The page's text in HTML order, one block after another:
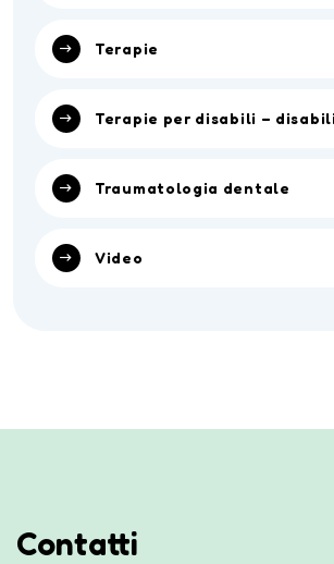
Terapie
Terapie per disabili –
Traumatologia dentale
Video
Contatti